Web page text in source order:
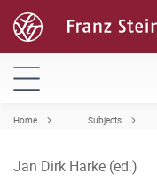
Home Subjects
Jan Dirk Harke (ed.)